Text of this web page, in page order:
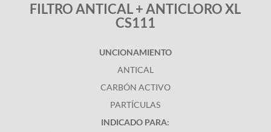
FILTRO ANTICAL + ANTICLORO XL
CS111
UNCIONAMIENTO
ANTICAL
CARBÓN ACTIVO
PARTÍCULAS
INDICADO PARA: